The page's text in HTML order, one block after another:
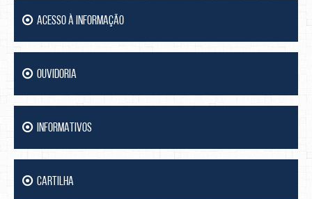
ACESSO À INFORMAÇÃO
OUVIDORIA
INFORMATIVOS
CARTILHA